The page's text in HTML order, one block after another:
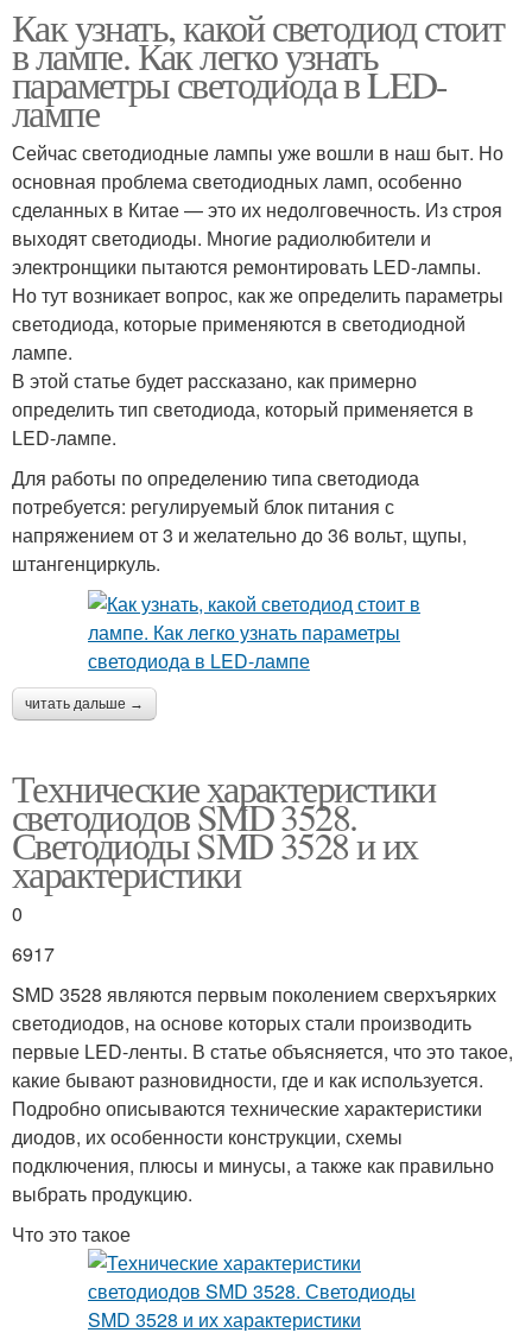
Как узнать, какой светодиод стоит
в лампе. Как легко узнать
параметры светодиода в LED-
лампе
Сейчас светодиодные лампы уже вошли в наш быт. Но
основная проблема светодиодных ламп, особенно
сделанных в Китае — это их недолговечность. Из строя
выходят светодиоды. Многие радиолюбители и
электронщики пытаются ремонтировать LED-лампы.
Но тут возникает вопрос, как же определить параметры
светодиода, которые применяются в светодиодной
лампе.
В этой статье будет рассказано, как примерно
определить тип светодиода, который применяется в
LED-лампе.
Для работы по определению типа светодиода
потребуется: регулируемый блок питания с
напряжением от 3 и желательно до 36 вольт, щупы,
штангенциркуль.
читать дальше →
Технические характеристики
светодиодов SMD 3528.
Светодиоды SMD 3528 и их
характеристики
0
6917
SMD 3528 являются первым поколением сверхъярких
светодиодов, на основе которых стали производить
первые LED-ленты. В статье объясняется, что это такое,
какие бывают разновидности, где и как используется.
Подробно описываются технические характеристики
диодов, их особенности конструкции, схемы
подключения, плюсы и минусы, а также как правильно
выбрать продукцию.
Что это такое